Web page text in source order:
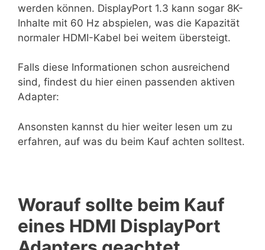
werden können. DisplayPort 1.3 kann sogar 8K-
Inhalte mit 60 Hz abspielen, was die Kapazität
normaler HDMI-Kabel bei weitem übersteigt.
Falls diese Informationen schon ausreichend
sind, findest du hier einen passenden aktiven
Adapter:
Ansonsten kannst du hier weiter lesen um zu
erfahren, auf was du beim Kauf achten solltest.
Worauf sollte beim Kauf
eines HDMI DisplayPort